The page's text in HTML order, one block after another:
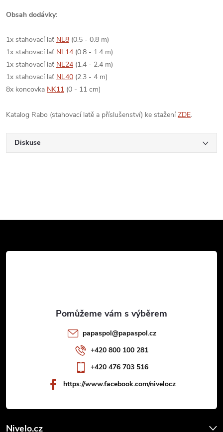
Obsah dodávky:
1x stahovací lať NL8 (0.5 - 0.8 m)
1x stahovací lať NL14 (0.8 - 1.4 m)
1x stahovací lať NL24 (1.4 - 2.4 m)
1x stahovací lať NL40 (2.3 - 4 m)
8x koncovka NK11 (0 - 11 cm)
Katalog Rabo (stahovací latě a příslušenství) ke staženíZDE.
Diskuse
á
Nivelo.cz
papaspol@papaspol.cz
+420 800 100 281
+420 476 703 516
https://www.facebook.com/nivelocz